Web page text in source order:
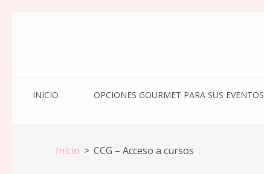
INICIO OPCIONES GOURMET PARA SUS EVENTOS
Inicio > CCG – Acceso a cursos